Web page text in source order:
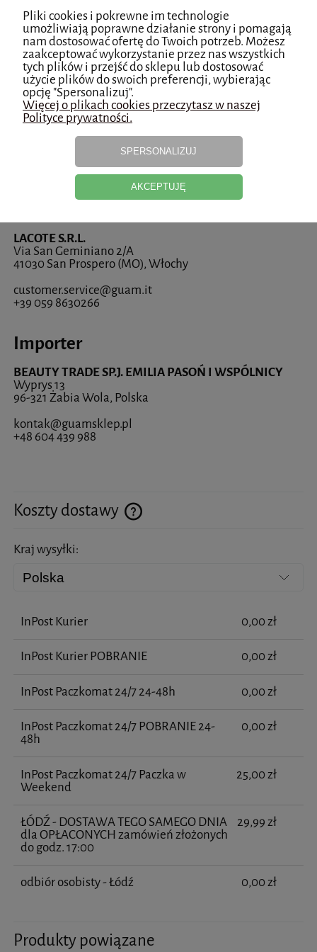
Sposób stosowania Guam FIR:
Nałóż błoto na dotknięte niedoskonałościami
partie ciała, masuj ruchami okrężnymi, owiń folią
i pozostaw na około 45 minut.
Następnie usuń preparat ciepłym prysznicem.
Następnie aplikuj żel ruchem masującym.
Bezpieczeństwo
LACOTE S.R.L.
Via San Geminiano 2/A
41030 San Prospero (MO), Włochy
customer.service@guam.it
+39 059 8630266
Importer
BEAUTY TRADE SP.J. EMILIA PASOŃ I WSPÓLNICY
Wyprys 13
96-321 Żabia Wola, Polska
kontak@guamsklep.pl
+48 604 439 988
Koszty dostawy
Cena nie zawiera ewentualnych kosztów płatności
Kraj wysyłki:
InPost Kurier 0,00 zł
InPost Kurier POBRANIE 0,00 zł
InPost Paczkomat 24/7 24-48h 0,00 zł
InPost Paczkomat 24/7 POBRANIE 24-
48h
0,00 zł
InPost Paczkomat 24/7 Paczka w
Weekend
25,00 zł
ŁÓDŹ - DOSTAWA TEGO SAMEGO DNIA
dla OPŁACONYCH zamówień złożonych
do godz. 17:00
29,99 zł
odbiór osobisty - Łódź 0,00 zł
Produkty powiązane
Pliki cookies i pokrewne im technologie
umożliwiają poprawne działanie strony i pomagają
nam dostosować ofertę do Twoich potrzeb. Możesz
zaakceptować wykorzystanie przez nas wszystkich
tych plików i przejść do sklepu lub dostosować
użycie plików do swoich preferencji, wybierając
opcję "Spersonalizuj".
Więcej o plikach cookies przeczytasz w naszej
Polityce prywatności.
SPERSONALIZUJ
AKCEPTUJĘ